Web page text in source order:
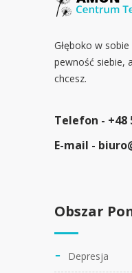
Głęboko w
pewność siebie,
chcesz.
Telefon - +48
E-mail -
Obszar
Depresja